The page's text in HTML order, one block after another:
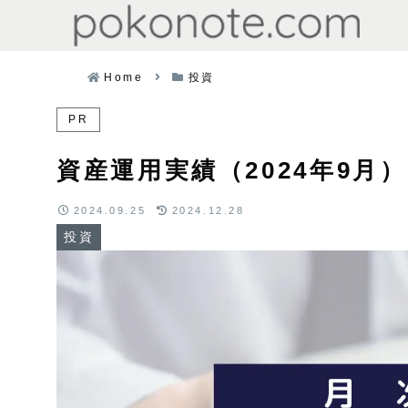
Home 投資
PR
資産運用実績（2024年9月）
投資
2024.09.25 2024.12.28